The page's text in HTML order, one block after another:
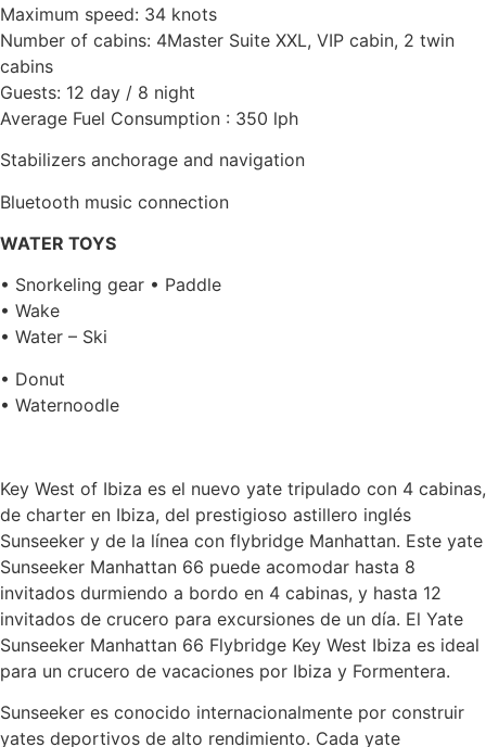
Maximum speed: 34 knots
Number of cabins: 4Master Suite XXL, VIP cabin, 2 twin
cabins
Guests: 12 day / 8 night
Average Fuel Consumption : 350 lph
Stabilizers anchorage and navigation
Bluetooth music connection
WATER TOYS
• Snorkeling gear • Paddle
• Wake
• Water – Ski
• Donut
• Waternoodle
Key West of Ibiza es el nuevo yate tripulado con 4 cabinas,
de charter en Ibiza, del prestigioso astillero inglés
Sunseeker y de la línea con flybridge Manhattan. Este yate
Sunseeker Manhattan 66 puede acomodar hasta 8
invitados durmiendo a bordo en 4 cabinas, y hasta 12
invitados de crucero para excursiones de un día. El Yate
Sunseeker Manhattan 66 Flybridge Key West Ibiza es ideal
para un crucero de vacaciones por Ibiza y Formentera.
Sunseeker es conocido internacionalmente por construir
yates deportivos de alto rendimiento. Cada yate